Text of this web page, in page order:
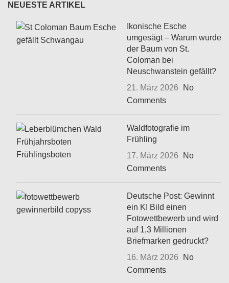
NEUESTE ARTIKEL
Ikonische Esche
umgesägt – Warum wurde
der Baum von St.
Coloman bei
Neuschwanstein gefällt?
21. März 2026
No
Comments
Waldfotografie im
Frühling
17. März 2026
No
Comments
Deutsche Post: Gewinnt
ein KI Bild einen
Fotowettbewerb und wird
auf 1,3 Millionen
Briefmarken gedruckt?
16. März 2026
No
Comments